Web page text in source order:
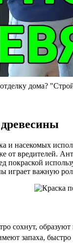
дома?
и насекомых
от вредителей.
покраской
играет важную
сохнут,
запаха, быстро